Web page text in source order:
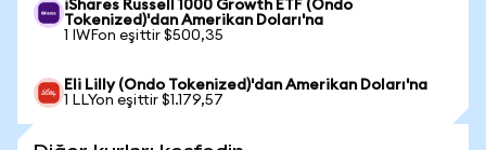
iShares Russell 1000 Growth ETF (Ondo
Tokenized)'dan Amerikan Doları'na
1 IWFon eşittir $500,35
Eli Lilly (Ondo Tokenized)'dan Amerikan Doları'na
1 LLYon eşittir $1.179,57